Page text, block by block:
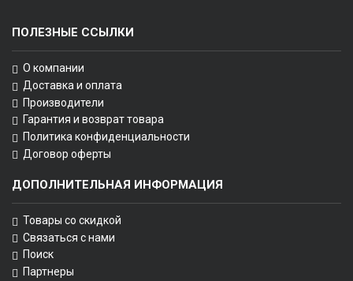
ПОЛЕЗНЫЕ ССЫЛКИ
О компании
Доставка и оплата
Производители
Гарантия и возврат товара
Политика конфиденциальности
Договор оферты
ДОПОЛНИТЕЛЬНАЯ ИНФОРМАЦИЯ
Товары со скидкой
Связаться с нами
Поиск
Партнеры